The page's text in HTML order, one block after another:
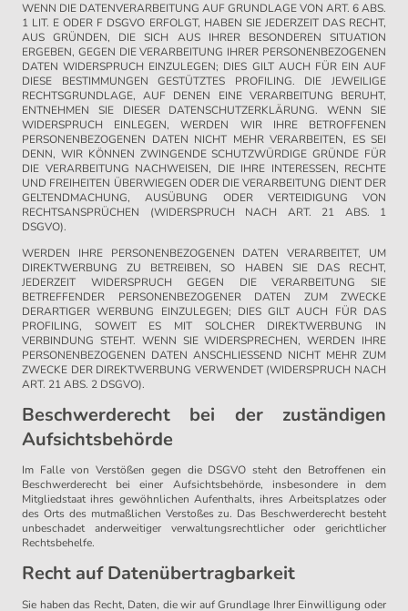
WENN DIE DATENVERARBEITUNG AUF GRUNDLAGE VON ART. 6 ABS.
1 LIT. E ODER F DSGVO ERFOLGT, HABEN SIE JEDERZEIT DAS RECHT,
AUS GRÜNDEN, DIE SICH AUS IHRER BESONDEREN SITUATION
ERGEBEN, GEGEN DIE VERARBEITUNG IHRER PERSONENBEZOGENEN
DATEN WIDERSPRUCH EINZULEGEN; DIES GILT AUCH FÜR EIN AUF
DIESE BESTIMMUNGEN GESTÜTZTES PROFILING. DIE JEWEILIGE
RECHTSGRUNDLAGE, AUF DENEN EINE VERARBEITUNG BERUHT,
ENTNEHMEN SIE DIESER DATENSCHUTZERKLÄRUNG. WENN SIE
WIDERSPRUCH EINLEGEN, WERDEN WIR IHRE BETROFFENEN
PERSONENBEZOGENEN DATEN NICHT MEHR VERARBEITEN, ES SEI
DENN, WIR KÖNNEN ZWINGENDE SCHUTZWÜRDIGE GRÜNDE FÜR
DIE VERARBEITUNG NACHWEISEN, DIE IHRE INTERESSEN, RECHTE
UND FREIHEITEN ÜBERWIEGEN ODER DIE VERARBEITUNG DIENT DER
GELTENDMACHUNG, AUSÜBUNG ODER VERTEIDIGUNG VON
RECHTSANSPRÜCHEN (WIDERSPRUCH NACH ART. 21 ABS. 1
DSGVO).
WERDEN IHRE PERSONENBEZOGENEN DATEN VERARBEITET, UM
DIREKTWERBUNG ZU BETREIBEN, SO HABEN SIE DAS RECHT,
JEDERZEIT WIDERSPRUCH GEGEN DIE VERARBEITUNG SIE
BETREFFENDER PERSONENBEZOGENER DATEN ZUM ZWECKE
DERARTIGER WERBUNG EINZULEGEN; DIES GILT AUCH FÜR DAS
PROFILING, SOWEIT ES MIT SOLCHER DIREKTWERBUNG IN
VERBINDUNG STEHT. WENN SIE WIDERSPRECHEN, WERDEN IHRE
PERSONENBEZOGENEN DATEN ANSCHLIESSEND NICHT MEHR ZUM
ZWECKE DER DIREKTWERBUNG VERWENDET (WIDERSPRUCH NACH
ART. 21 ABS. 2 DSGVO).
Beschwerderecht bei der zuständigen
Aufsichtsbehörde
Im Falle von Verstößen gegen die DSGVO steht den Betroffenen ein
Beschwerderecht bei einer Aufsichtsbehörde, insbesondere in dem
Mitgliedstaat ihres gewöhnlichen Aufenthalts, ihres Arbeitsplatzes oder
des Orts des mutmaßlichen Verstoßes zu. Das Beschwerderecht besteht
unbeschadet anderweitiger verwaltungsrechtlicher oder gerichtlicher
Rechtsbehelfe.
Recht auf Datenübertragbarkeit
Sie haben das Recht, Daten, die wir auf Grundlage Ihrer Einwilligung oder